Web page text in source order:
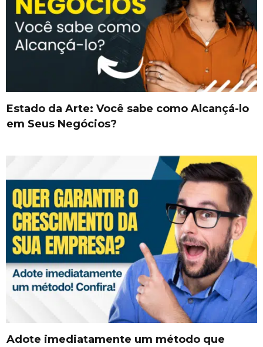
Estado da Arte: Você sabe como Alcançá-lo
em Seus Negócios?
Adote imediatamente um método que